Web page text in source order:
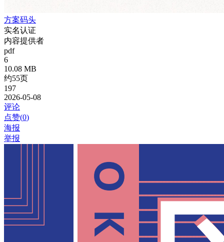
方案码头
实名认证
内容提供者
pdf
6
10.08 MB
约55页
197
2026-05-08
评论
点赞(0)
海报
举报